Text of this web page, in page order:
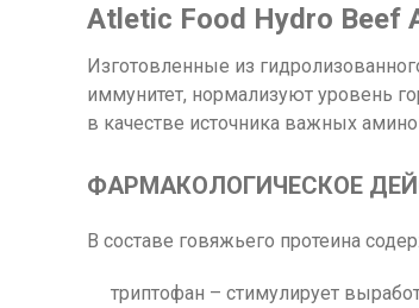
Atletic Food Hydro Beef
Изготовленные из
иммунитет, нормализуют уровень
в качестве источника важных
ФАРМАКОЛОГИЧЕСКОЕ
В составе говяжьего протеина
триптофан – стимулирует